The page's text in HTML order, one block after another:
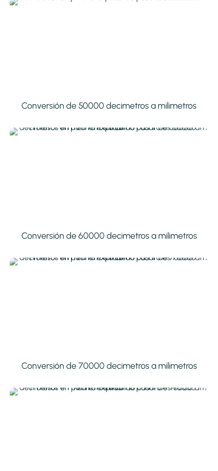
Conversión de 50000 decimetros a milimetros
Conversión de 60000 decimetros a milimetros
Conversión de 70000 decimetros a milimetros